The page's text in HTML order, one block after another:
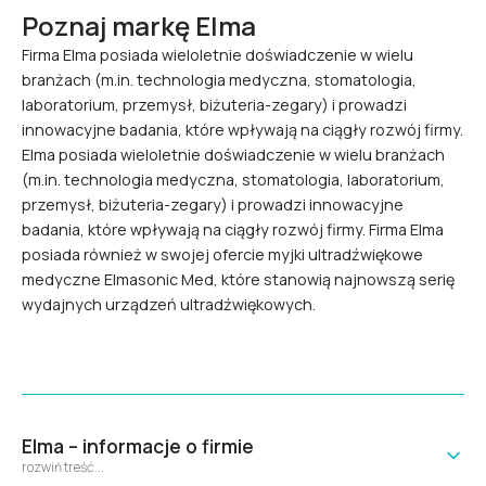
Poznaj markę Elma
Firma Elma posiada wieloletnie doświadczenie w wielu
branżach (m.in. technologia medyczna, stomatologia,
laboratorium, przemysł, biżuteria-zegary) i prowadzi
innowacyjne badania, które wpływają na ciągły rozwój firmy.
Elma posiada wieloletnie doświadczenie w wielu branżach
(m.in. technologia medyczna, stomatologia, laboratorium,
przemysł, biżuteria-zegary) i prowadzi innowacyjne
badania, które wpływają na ciągły rozwój firmy. Firma Elma
posiada również w swojej ofercie myjki ultradźwiękowe
medyczne Elmasonic Med, które stanowią najnowszą serię
wydajnych urządzeń ultradźwiękowych.
Elma – informacje o firmie
rozwiń treść...